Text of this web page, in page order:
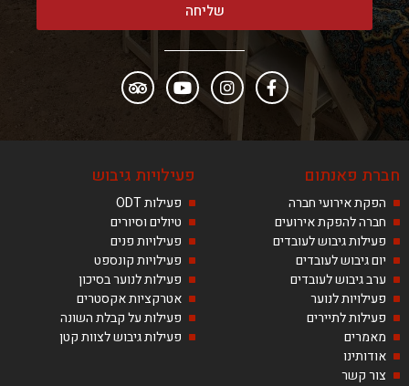
שליחה
חברת פאנתום
הפקת אירועי חברה
חברה להפקת אירועים
פעילות גיבוש לעובדים
יום גיבוש לעובדים
ערב גיבוש לעובדים
פעילויות לנוער
פעילות לתיירים
מאמרים
אודותינו
צור קשר
פעילויות גיבוש
פעילות ODT
טיולים וסיורים
פעילויות פנים
פעילויות קונספט
פעילות לנוער בסיכון
אטרקציות אקסטרים
פעילות על קבלת השונה
פעילות גיבוש לצוות קטן